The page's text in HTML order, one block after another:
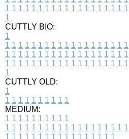
1 1 1 1 1 1 1 1 1 1 1 1 1 1 1 1 1 1 1
1
CUTTLY BIO:
1
1 1 1 1 1 1 1 1 1 1 1 1 1 1 1 1 1 1 1
1 1 1 1 1 1 1 1 1 1 1 1 1 1 1 1 1 1 1
1 1 1 1 1 1 1 1 1 1 1 1 1 1 1 1 1 1 1
1
CUTTLY OLD:
1
1 1 1 1 1 1 1 1 1 1
MEDIUM:
1 1 1 1 1 1 1 1 1 1
1 1 1 1 1 1 1 1 1 1 1 1 1 1 1 1 1 1 1
1 1 1 1 1 1 1 1 1 1 1 1 1 1 1 1 1